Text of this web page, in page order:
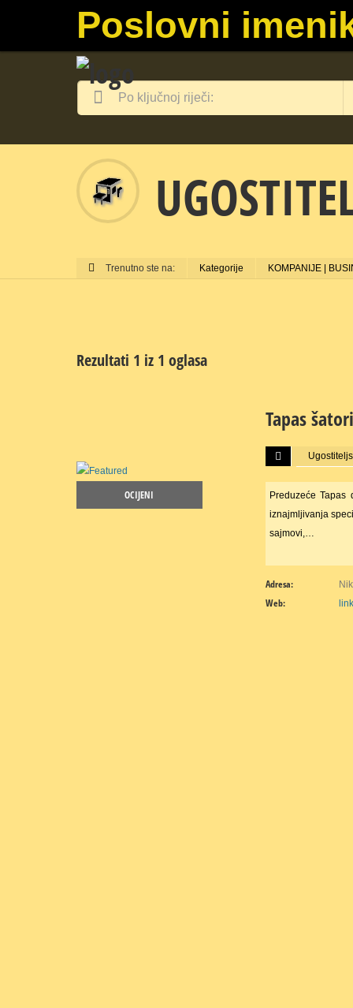
Poslovni
Trenutno ste na: Kategorije KOMPANIJE |
Rezultati 1 iz 1 oglasa
OCIJENI
Tapas šatori
Preduzeće
iznajmljivanja
sajmovi,…
Adresa:
Web: